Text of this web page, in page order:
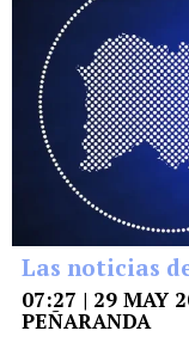
Las noticias
07:27 | 29 MAY
PEÑARANDA